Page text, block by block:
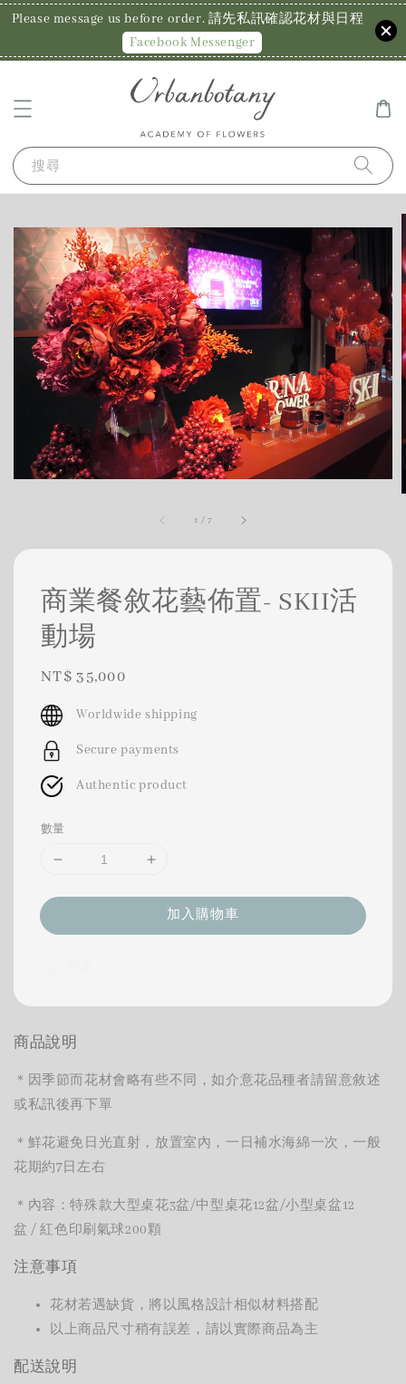
Please message us before order. 請先私訊確認花材與日程
Facebook Messenger
搜尋
1 /7
商業餐敘花藝佈置- SKII活
動場
Regular
price
NT$ 35,000
Worldwide shipping
Secure payments
Authentic product
數量
加入購物車
商品說明
＊因季節而花材會略有些不同，如介意花品種者請留意敘述
或私訊後再下單
＊鮮花避免日光直射，放置室內，一日補水海綿一次，一般
花期約7日左右
＊ 內容：特殊款大型桌花3盆/中型桌花12盆/小型桌盆12
盆 /紅色印刷氣球200顆
注意事項
花材若遇缺貨，將以風格設計相似材料搭配
以上商品尺寸稍有誤差，請以實際商品為主
配送說明